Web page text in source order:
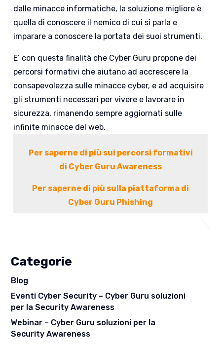
Categorie
Blog
Eventi Cyber Security – Cyber Guru soluzioni
per la Security Awareness
Webinar – Cyber Guru soluzioni per la
Security Awareness
dalle minacce informatiche, la soluzione migliore è
quella di conoscere il nemico di cui si parla e
imparare a conoscere la portata dei suoi strumenti.
E’ con questa finalità che Cyber Guru propone dei
percorsi formativi che aiutano ad accrescere la
consapevolezza sulle minacce cyber, e ad acquisire
gli strumenti necessari per vivere e lavorare in
sicurezza, rimanendo sempre aggiornati sulle
infinite minacce del web.
Per saperne di più sui percorsi formativi
di Cyber Guru Awareness
Per saperne di più sulla piattaforma di
Cyber Guru Phishing